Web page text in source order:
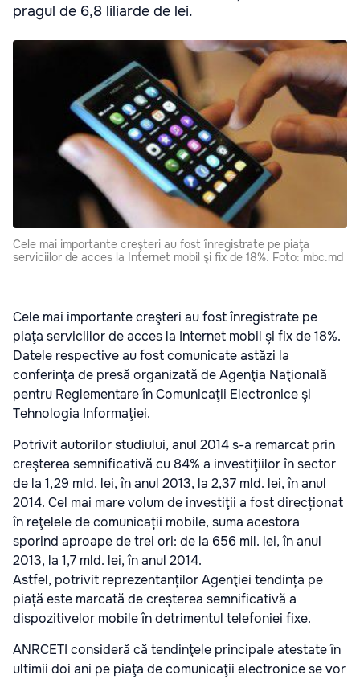
pragul de 6,8 liliarde de lei.
Cele mai importante creşteri au fost înregistrate pe piaţa
serviciilor de acces la Internet mobil şi fix de 18%. Foto: mbc.md
Cele mai importante creşteri au fost înregistrate pe
piaţa serviciilor de acces la Internet mobil şi fix de 18%.
Datele respective au fost comunicate astăzi la
conferinţa de presă organizată de Agenţia Naţională
pentru Reglementare în Comunicaţii Electronice şi
Tehnologia Informaţiei.
Potrivit autorilor studiului, anul 2014 s-a remarcat prin
creşterea semnificativă cu 84% a investiţiilor în sector
de la 1,29 mld. lei, în anul 2013, la 2,37 mld. lei, în anul
2014. Cel mai mare volum de investiţii a fost direcționat
în reţelele de comunicații mobile, suma acestora
sporind aproape de trei ori: de la 656 mil. lei, în anul
2013, la 1,7 mld. lei, în anul 2014.
Astfel, potrivit reprezentanților Agenţiei tendința pe
piață este marcată de creșterea semnificativă a
dispozitivelor mobile în detrimentul telefoniei fixe.
ANRCETI consideră că tendinţele principale atestate în
ultimii doi ani pe piaţa de comunicaţii electronice se vor